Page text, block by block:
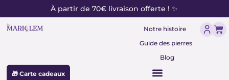
au
contenu
À partir de 70€ livraison offerte ! ✨
Notre histoire
Guide des pierres
Blog
🎁 Carte cadeaux